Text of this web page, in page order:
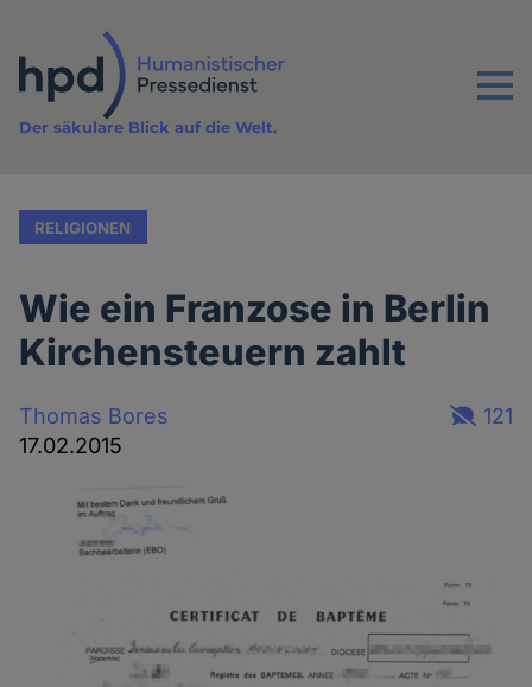
Inhalt
Menu
Der säkulare Blick auf die Welt.
RELIGIONEN
Wie ein Franzose in Berlin
Kirchensteuern zahlt
Thomas Bores
17.02.2015
121